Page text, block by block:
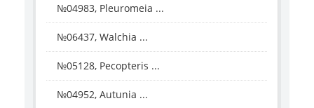
№04983, Pleuromeia ...
№06437, Walchia ...
№05128, Pecopteris ...
№04952, Autunia ...